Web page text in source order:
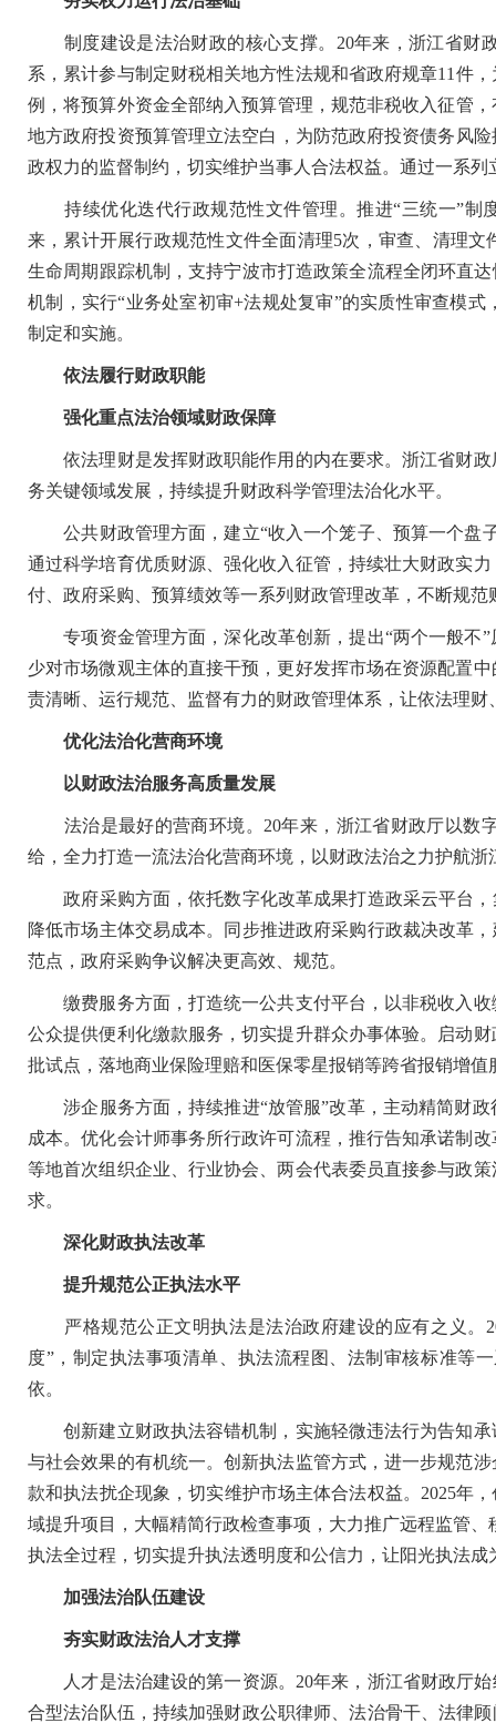
制度建设是法治财政的核心支撑。20年来，浙江省财
系，累计参与制定财税相关地方性法规和省政府规章11件
例，将预算外资金全部纳入预算管理，规范非税收入征管
地方政府投资预算管理立法空白，为防范政府投资债务风
政权力的监督制约，切实维护当事人合法权益。通过一系
持续优化迭代行政规范性文件管理。推进“三统一”制度
来，累计开展行政规范性文件全面清理5次，审查、清理
生命周期跟踪机制，支持宁波市打造政策全流程全闭环直
机制，实行“业务处室初审+法规处复审”的实质性审查模
制定和实施。
依法履行财政职能
强化重点法治领域财政保障
依法理财是发挥财政职能作用的内在要求。浙江省财政
务关键领域发展，持续提升财政科学管理法治化水平。
公共财政管理方面，建立“收入一个笼子、预算一个盘
通过科学培育优质财源、强化收入征管，持续壮大财政实
付、政府采购、预算绩效等一系列财政管理改革，不断规
专项资金管理方面，深化改革创新，提出“两个一般不”
少对市场微观主体的直接干预，更好发挥市场在资源配置
责清晰、运行规范、监督有力的财政管理体系，让依法理
优化法治化营商环境
以财政法治服务高质量发展
法治是最好的营商环境。20年来，浙江省财政厅以数
给，全力打造一流法治化营商环境，以财政法治之力护航浙
政府采购方面，依托数字化改革成果打造政采云平台，
降低市场主体交易成本。同步推进政府采购行政裁决改革
范点，政府采购争议解决更高效、规范。
缴费服务方面，打造统一公共支付平台，以非税收入收
公众提供便利化缴款服务，切实提升群众办事体验。启动
批试点，落地商业保险理赔和医保零星报销等跨省报销增
涉企服务方面，持续推进“放管服”改革，主动精简财政
成本。优化会计师事务所行政许可流程，推行告知承诺制
等地首次组织企业、行业协会、两会代表委员直接参与政
求。
深化财政执法改革
提升规范公正执法水平
严格规范公正文明执法是法治政府建设的应有之义。
度”，制定执法事项清单、执法流程图、法制审核标准等
依。
创新建立财政执法容错机制，实施轻微违法行为告知承
与社会效果的有机统一。创新执法监管方式，进一步规范
款和执法扰企现象，切实维护市场主体合法权益。2025年
域提升项目，大幅精简行政检查事项，大力推广远程监管
执法全过程，切实提升执法透明度和公信力，让阳光执法成
加强法治队伍建设
夯实财政法治人才支撑
人才是法治建设的第一资源。20年来，浙江省财政厅始
合型法治队伍，持续加强财政公职律师、法治骨干、法律